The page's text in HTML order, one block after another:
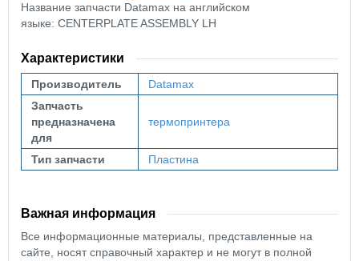
Название запчасти Datamax на английском
языке: CENTERPLATE ASSEMBLY LH
Характеристики
Производитель
Datamax
Запчасть
предназначена
для
термопринтера
Тип запчасти Пластина
Важная информация
Все информационные материалы, представленные на
сайте, носят справочный характер и не могут в полной